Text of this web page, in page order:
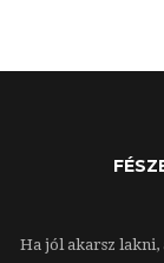
Ha jól akarsz lakni,